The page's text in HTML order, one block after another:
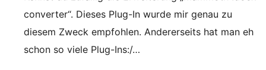
converter“. Dieses Plug-In wurde mir genau zu
diesem Zweck empfohlen. Andererseits hat man eh
schon so viele Plug-Ins:/…